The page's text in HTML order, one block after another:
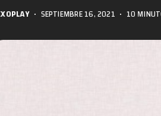
• SEPTIEMBRE 16, 2021 • 10